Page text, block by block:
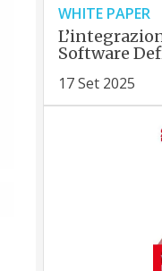
WHITE PAPER
Software
17 Set 2025